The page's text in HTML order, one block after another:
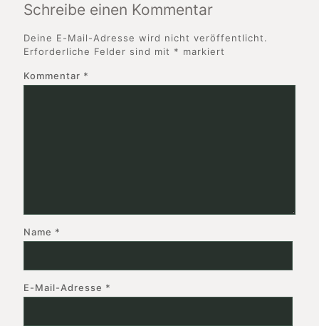
Schreibe einen Kommentar
Deine E-Mail-Adresse wird nicht veröffentlicht.
Erforderliche Felder sind mit * markiert
Kommentar *
Name *
E-Mail-Adresse *